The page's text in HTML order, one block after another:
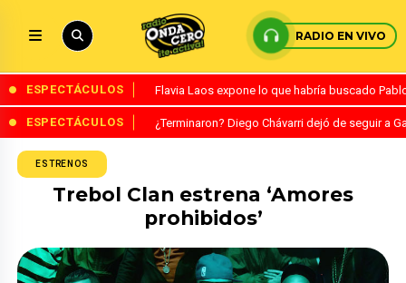
RADIO EN VIVO
ESPECTÁCULOS Flavia Laos expone lo que habría buscado
ESPECTÁCULOS ¿Terminaron? Diego Chávarri dejó de seguir a
ESTRENOS
Trebol Clan estrena ‘Amores
prohibidos’